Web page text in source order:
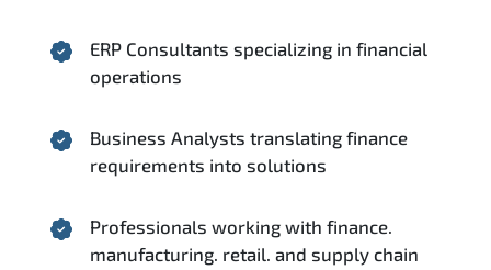
ERP Consultants specializing in financial
operations
Business Analysts translating finance
requirements into solutions
Professionals working with finance.
manufacturing. retail. and supply chain